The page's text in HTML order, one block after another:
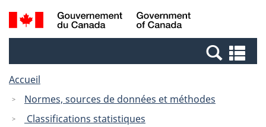
Passer
au
Passer
à
Canada
Recherche
et
et
Accueil
Normes, sources de données et méthodes
Classifications statistiques